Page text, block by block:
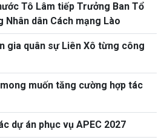
Tô Lâm tiếp Trưởng Ban Tổ
dân Cách mạng Lào
gia quân sự Liên Xô từng công
muốn tăng cường hợp tác
dự án phục vụ APEC 2027